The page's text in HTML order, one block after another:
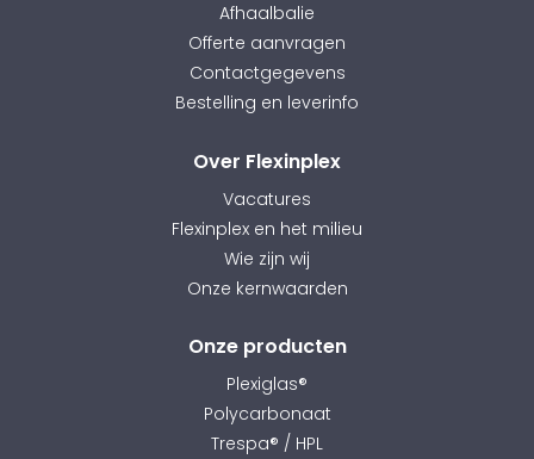
Afhaalbalie
Offerte aanvragen
Contactgegevens
Bestelling en leverinfo
Over Flexinplex
Vacatures
Flexinplex en het milieu
Wie zijn wij
Onze kernwaarden
Onze producten
Plexiglas®
Polycarbonaat
Trespa® / HPL